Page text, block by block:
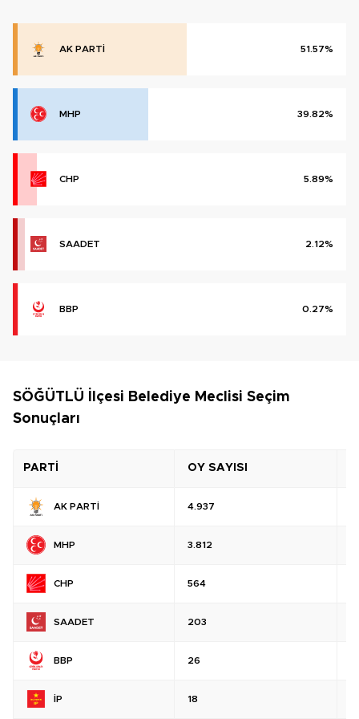
AK PARTİ 51.57%
MHP 39.82%
CHP 5.89%
SAADET 2.12%
BBP 0.27%
SÖĞÜTLÜ İlçesi Belediye Meclisi Seçim
Sonuçları
PARTİ OY SAYISI
AK PARTİ 4.937
MHP 3.812
CHP 564
SAADET 203
BBP 26
İP 18